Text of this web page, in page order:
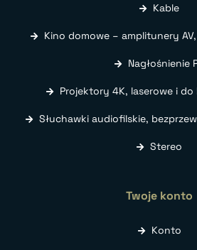
Kable
Kino domowe – amplitunery
Nagłośnienie
Projektory 4K, laserowe i
Słuchawki audiofilskie,
Stereo
Twoje konto
Konto